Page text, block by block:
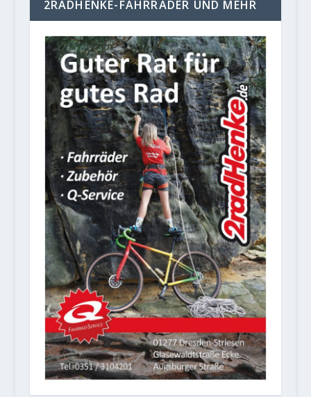
2RADHENKE-FAHRRÄDER UND MEHR